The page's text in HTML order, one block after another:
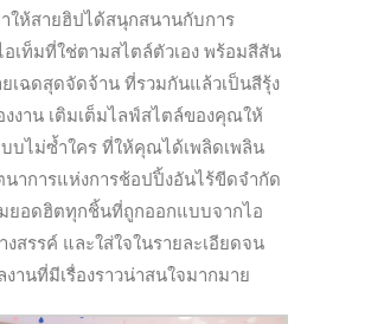
ให้สายฮิปได้สนุกสนานกับการ
อเท็มที่ใช่ตามสไตล์ตัวเอง พร้อมสีสัน
เฉดสุดจัดจ้าน ที่รวมกันแล้วเป็นสีรุ้ง
งาน เติมเต็มไลฟ์สไตล์ของคุณให้
บไม่ซ้ำใคร ที่ให้คุณได้เพลิดเพลิน
าการแห่งการช้อปปิ้งอันไร้ขีดจำกัด
ยอดฮิตทุกชิ้นที่ถูกออกแบบจากไอ
งสรรค์ และใส่ใจในรายละเอียดจน
งานที่มีเรื่องราวน่าสนใจมากมาย